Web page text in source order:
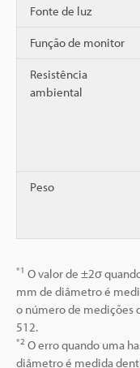
Fonte de luz
Função de monitor
Resistência
ambiental
Peso
*1 O valor de ±2σ
mm de diâmetro é
o número de medições
512.
*2 O erro quando uma
diâmetro é medida